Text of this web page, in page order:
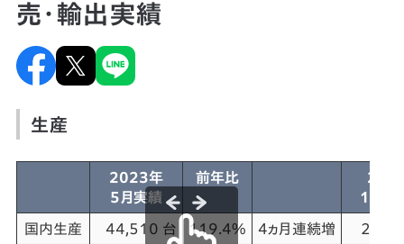
売・輸出実績
生産
2023年
5月実績
前年比
1-5月
国内生産 44,510 台 119.4% 4ヵ月連続増